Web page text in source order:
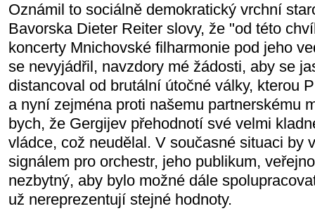
Oznámil to sociálně demokratický vrchní
Bavorska Dieter Reiter slovy, že "od této
koncerty Mnichovské filharmonie pod jeho
se nevyjádřil, navzdory mé žádosti, aby se
distancoval od brutální útočné války, kterou
a nyní zejména proti našemu partnerskému
bych, že Gergijev přehodnotí své velmi
vládce, což neudělal. V současné situaci by
signálem pro orchestr, jeho publikum,
nezbytný, aby bylo možné dále
už nereprezentují stejné hodnoty.